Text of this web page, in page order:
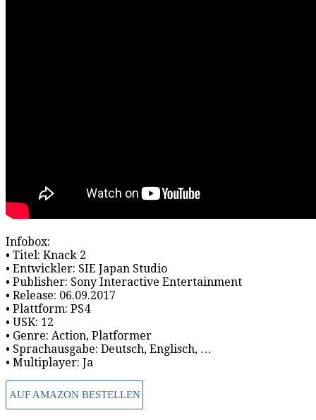
Infobox:
• Titel: Knack 2
• Entwickler: SIE Japan Studio
• Publisher: Sony Interactive Entertainment
• Release: 06.09.2017
• Plattform: PS4
• USK: 12
• Genre: Action, Platformer
• Sprachausgabe: Deutsch, Englisch, …
• Multiplayer: Ja
AUF AMAZON BESTELLEN